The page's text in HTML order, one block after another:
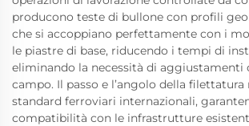
producono teste di bullone con profili
che si accoppiano perfettamente con i
le piastre di base, riducendo i tempi di
eliminando la necessità di aggiustamenti
campo. Il passo e l’angolo della
standard ferroviari internazionali,
compatibilità con le infrastrutture